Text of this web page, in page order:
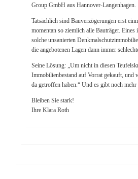
Group GmbH aus Hannover-Langenhagen.
Tatsächlich sind Bauverzögerungen erst
momentan so ziemlich alle Bauträger.
solche unsanierten
die angebotenen Lagen dann immer
Seine Lösung: „Um nicht in diesen
Immobilienbestand auf Vorrat gekauft, und
da getroffen haben.“ Und es gibt noch
Bleiben Sie stark!
Ihre Klara Roth